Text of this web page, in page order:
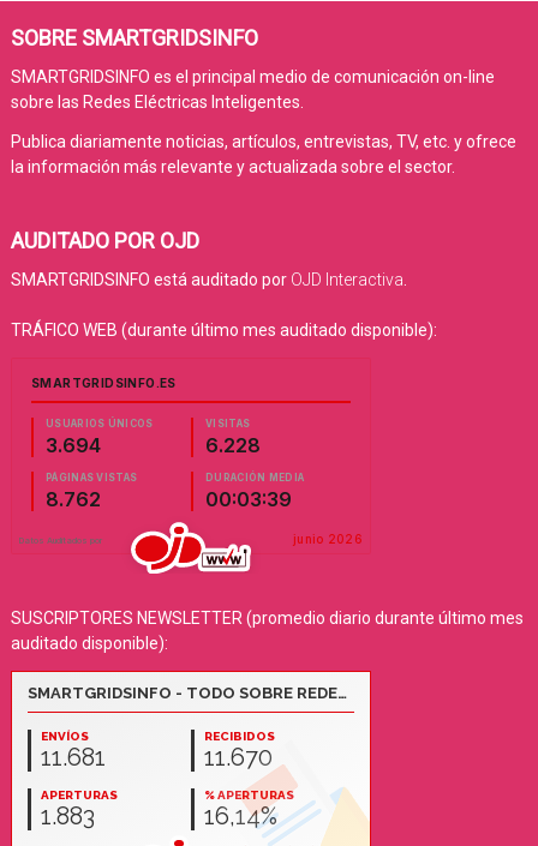
SOBRE SMARTGRIDSINFO
SMARTGRIDSINFO es el principal medio de comunicación on-line
sobre las Redes Eléctricas Inteligentes.
Publica diariamente noticias, artículos, entrevistas, TV, etc. y ofrece
la información más relevante y actualizada sobre el sector.
AUDITADO POR OJD
SMARTGRIDSINFO está auditado por OJD Interactiva
TRÁFICO WEB (durante último mes auditado disponible):
SUSCRIPTORES NEWSLETTER (promedio diario durante último mes
auditado disponible):